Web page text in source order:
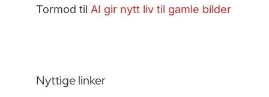
Tormod til AI gir nytt liv til gamle bilder
Nyttige linker